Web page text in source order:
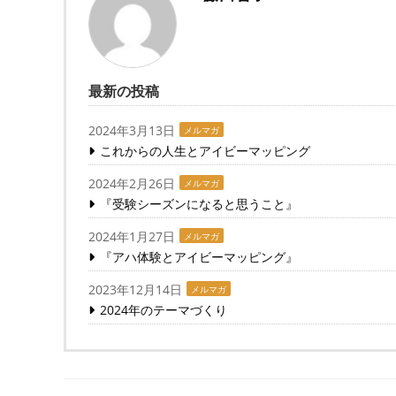
最新の投稿
2024年3月13日 メルマガ
これからの人生とアイビーマッピング
2024年2月26日
メルマガ
『受験シーズンになると思うこと』
2024年1月27日
メルマガ
『アハ体験とアイビーマッピング』
2023年12月14日
メルマガ
2024年のテーマづくり